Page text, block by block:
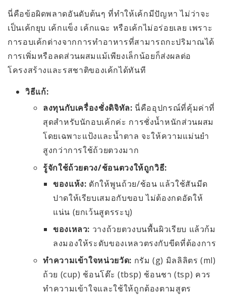
นี่คือข้อผิดพลาดอันดับต้นๆ ที่ทำให้เค้กมีปัญหา ไม่ว่าจะ
เป็นเค้กยุบ เค้กแข็ง เค้กแฉะ หรือเค้กไม่อร่อยเลย เพราะ
การอบเค้กต่างจากการทำอาหารที่สามารถกะปริมาณได้
การเพิ่มหรือลดส่วนผสมแม้เพียงเล็กน้อยก็ส่งผลต่อ
โครงสร้างและรสชาติของเค้กได้ทันที
วิธีแก้:
ลงทุนกับเครื่องชั่งดิจิทัล: นี่คืออุปกรณ์ที่คุ้มค่าที่
สุดสำหรับนักอบเค้กค่ะ การชั่งน้ำหนักส่วนผสม
โดยเฉพาะแป้งและน้ำตาล จะให้ความแม่นยำ
สูงกว่าการใช้ถ้วยตวงมาก
รู้จักใช้ถ้วยตวง/ช้อนตวงให้ถูกวิธี:
ของแห้ง: ตักให้พูนถ้วย/ช้อน แล้วใช้สันมีด
ปาดให้เรียบเสมอกับขอบ ไม่ต้องกดอัดให้
แน่น (ยกเว้นสูตรระบุ)
ของเหลว: วางถ้วยตวงบนพื้นผิวเรียบ แล้วก้ม
ลงมองให้ระดับของเหลวตรงกับขีดที่ต้องการ
ทำความเข้าใจหน่วยวัด: กรัม (g) มิลลิลิตร (ml)
ถ้วย (cup) ช้อนโต๊ะ (tbsp) ช้อนชา (tsp) ควร
ทำความเข้าใจและใช้ให้ถูกต้องตามสูตร